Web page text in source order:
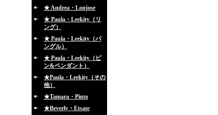
★ Andrea・Lonjose
★ Paula・Leekity（リ
ング）
★ Paula・Leekity（バ
ングル）
★ Paula・Leekity（ピ
ン&ペンダント）
★Paula・Leekity（その
他）
★Tamara・Pinto
★Beverly・Etsate